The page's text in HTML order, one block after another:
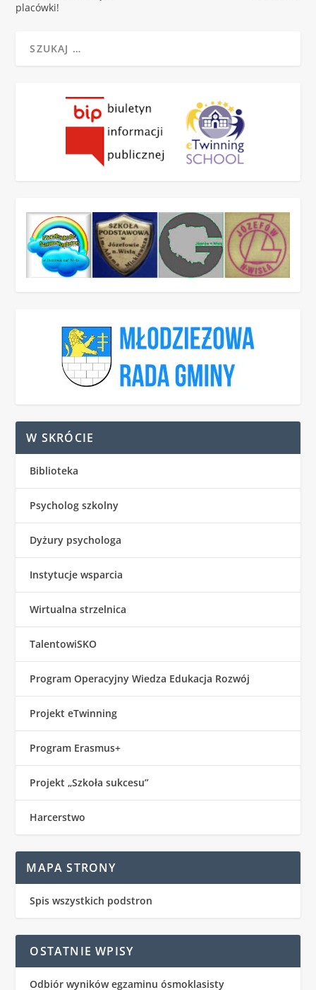
placówki!
W SKRÓCIE
Biblioteka
Psycholog szkolny
Dyżury psychologa
Instytucje wsparcia
Wirtualna strzelnica
TalentowiSKO
Program Operacyjny Wiedza Edukacja Rozwój
Projekt eTwinning
Program Erasmus+
Projekt „Szkoła sukcesu”
Harcerstwo
MAPA STRONY
Spis wszystkich podstron
OSTATNIE WPISY
Odbiór wyników egzaminu ósmoklasisty